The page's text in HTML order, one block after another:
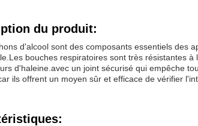
du produit:
d'alcool sont des composants essentiels des
bouches respiratoires sont très résistantes
d'haleine.avec un joint sécurisé qui empêche
ils offrent un moyen sûr et efficace de vérifier